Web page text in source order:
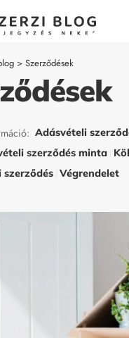
> Szerződések
Adásvételi
szerződés minta
Végrendelet